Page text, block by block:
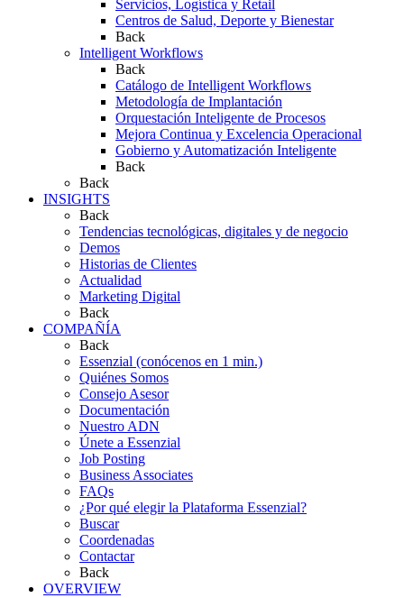
Servicios, Logística y Retail
Centros de Salud, Deporte y Bienestar
Back
Intelligent Workflows
Back
Catálogo de Intelligent Workflows
Metodología de Implantación
Orquestación Inteligente de Procesos
Mejora Continua y Excelencia Operacional
Gobierno y Automatización Inteligente
Back
Back
INSIGHTS
Back
Tendencias tecnológicas, digitales y de negocio
Demos
Historias de Clientes
Actualidad
Marketing Digital
Back
COMPAÑÍA
Back
Essenzial (conócenos en 1 min.)
Quiénes Somos
Consejo Asesor
Documentación
Nuestro ADN
Únete a Essenzial
Job Posting
Business Associates
FAQs
¿Por qué elegir la Plataforma Essenzial?
Buscar
Coordenadas
Contactar
Back
OVERVIEW